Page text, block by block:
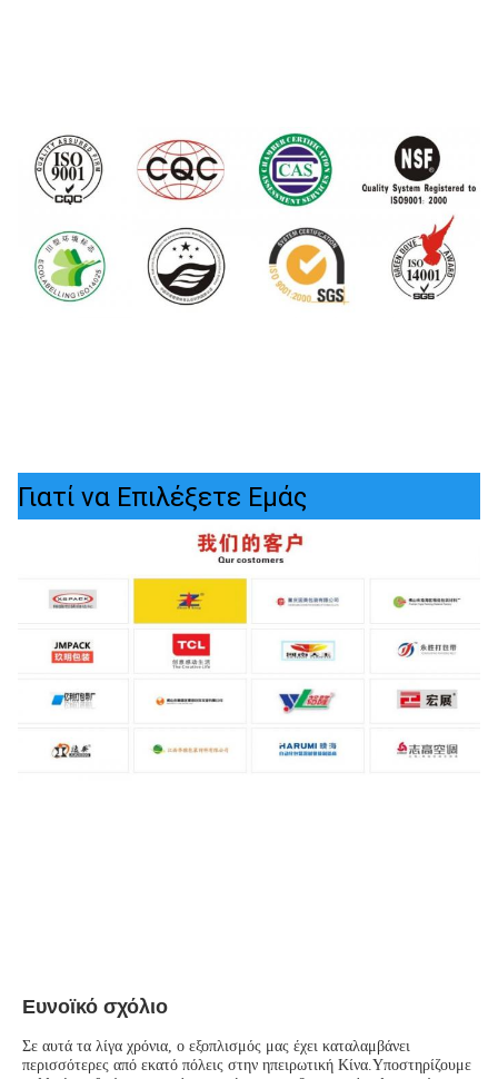
Γιατί να Επιλέξετε Εμάς
Ευνοϊκό σχόλιο
Σε αυτά τα λίγα χρόνια, ο εξοπλισμός μας έχει καταλαμβάνει
περισσότερες από εκατό πόλεις στην ηπειρωτική Κίνα.Υποστηρίζουμε